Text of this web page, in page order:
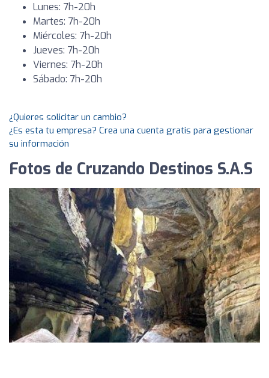
Lunes: 7h-20h
Martes: 7h-20h
Miércoles: 7h-20h
Jueves: 7h-20h
Viernes: 7h-20h
Sábado: 7h-20h
¿Quieres solicitar un cambio?
¿Es esta tu empresa? Crea una cuenta gratis para gestionar
su información
Fotos de Cruzando Destinos S.A.S